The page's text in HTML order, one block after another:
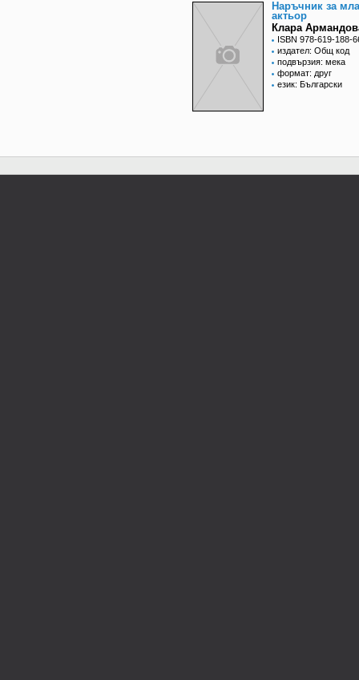
Наръчник за
актьор
Клара
ISBN 978-619-188-
издател: Общ код
подвързия: мека
формат: друг
език: Български